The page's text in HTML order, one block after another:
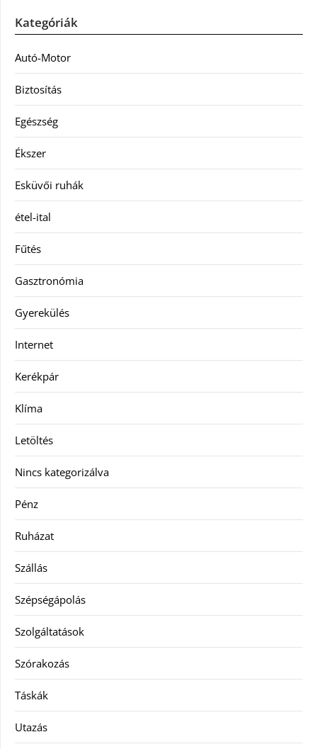
Kategóriák
Autó-Motor
Biztosítás
Egészség
Ékszer
Esküvői ruhák
étel-ital
Fűtés
Gasztronómia
Gyerekülés
Internet
Kerékpár
Klíma
Letöltés
Nincs kategorizálva
Pénz
Ruházat
Szállás
Szépségápolás
Szolgáltatások
Szórakozás
Táskák
Utazás